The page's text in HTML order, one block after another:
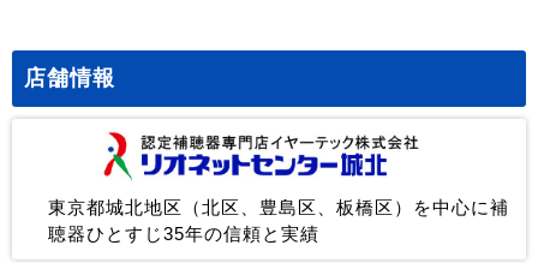
店舗情報
東京都城北地区（北区、豊島区、板橋区）を中心に補
聴器ひとすじ35年の信頼と実績